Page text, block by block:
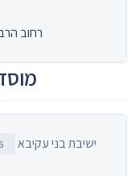
רחוב
ישיבת בני עקיבא